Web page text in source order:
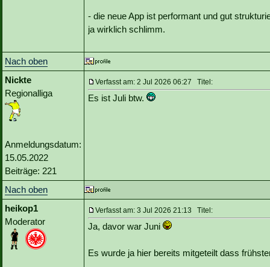
- die neue App ist performant und gut
ja wirklich schlimm.
Nach oben
Nickte
Regionalliga
Anmeldungsdatum:
15.05.2022
Beiträge: 221
Verfasst am: 2 Jul 2026 06:27 Titel:
Es ist Juli btw.
Nach oben
heikop1
Moderator
Verfasst am: 3 Jul 2026 21:13 Titel:
Ja, davor war Juni
Es wurde ja hier bereits mitgeteilt dass